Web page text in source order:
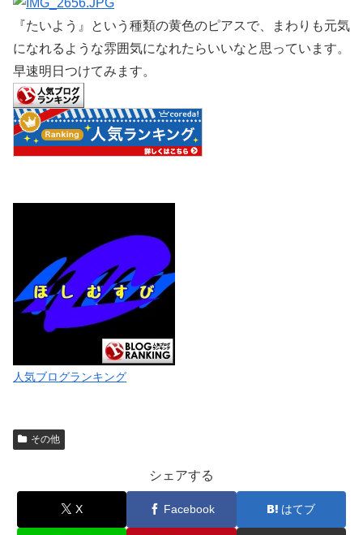
『たいよう』という種類の黄色のピアスで、まわりも元気
になれるような雰囲気になれたらいいなと思っています。
早速明日つけてみます。
人気ブログランキング
その他
シェアする
X Facebook はてブ